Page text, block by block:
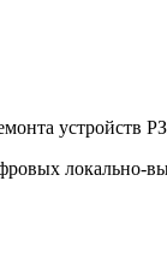
устройств
локально-